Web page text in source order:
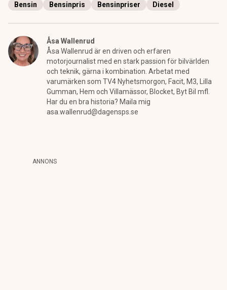
Bensin Bensinpris Bensinpriser Diesel
Åsa Wallenrud
Åsa Wallenrud är en driven och erfaren
motorjournalist med en stark passion för bilvärlden
och teknik, gärna i kombination. Arbetat med
varumärken som TV4 Nyhetsmorgon, Facit, M3, Lilla
Gumman, Hem och Villamässor, Blocket, Byt Bil mfl.
Har du en bra historia? Maila mig
asa.wallenrud@dagensps.se
ANNONS